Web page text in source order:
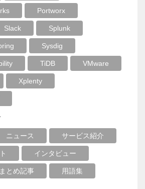
Portworx
Slack Splunk
Sysdig
TiDB VMware
Xplenty
ニュース サービス紹介
インタビュー
まとめ記事 用語集